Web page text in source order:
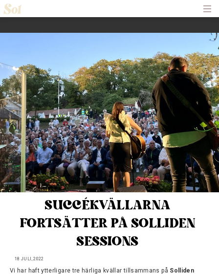
Servering
Nyheter
Historik
Kontakt
SUCCÉKVÄLLARNA
FORTSÄTTER PÅ SOLLIDEN
SESSIONS
18 JULI, 2022
Vi har haft ytterligare tre härliga kvällar tillsammans på Solliden